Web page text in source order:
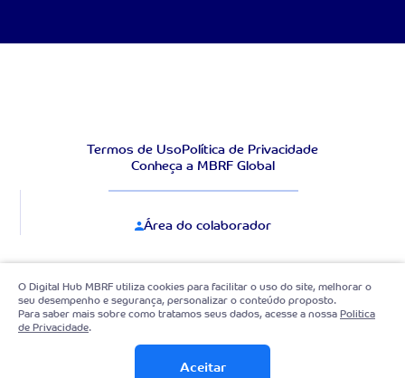
Termos de UsoPolítica de Privacidade
Conheça a MBRF Global
Área do colaborador
Voltar para o topo
O Digital Hub MBRF utiliza cookies para facilitar o uso do site, melhorar o
seu desempenho e segurança, personalizar o conteúdo proposto.
Para saber mais sobre como tratamos seus dados, acesse a nossa Politica
de Privacidade.
Aceitar